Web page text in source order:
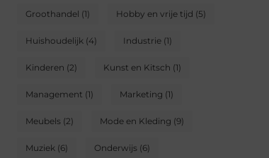
Groothandel (1) Hobby en vrije tijd (5)
Huishoudelijk (4) Industrie (1)
Kinderen (2) Kunst en Kitsch (1)
Management (1) Marketing (1)
Meubels (2) Mode en Kleding (9)
Muziek (6) Onderwijs (6)